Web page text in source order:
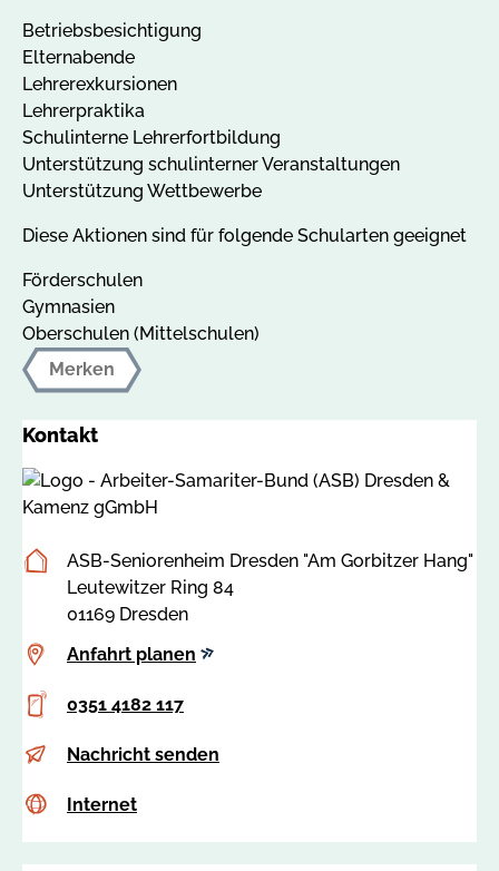
Betriebsbesichtigung
Elternabende
Lehrerexkursionen
Lehrerpraktika
Schulinterne Lehrerfortbildung
Unterstützung schulinterner Veranstaltungen
Unterstützung Wettbewerbe
Diese Aktionen sind für folgende Schularten geeignet
Förderschulen
Gymnasien
Oberschulen (Mittelschulen)
Merken
Kontakt
Postanschrift
ASB-Seniorenheim Dresden "Am Gorbitzer Hang"
Leutewitzer Ring 84
01169 Dresden
Anfahrt
Anfahrt planen
Telefon
0351 4182 117
s
w
Nachricht senden
Internet
c
Internet